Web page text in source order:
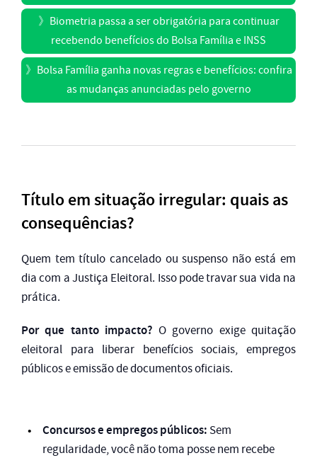
》 Biometria passa a ser obrigatória para continuar
recebendo benefícios do Bolsa Família e INSS
》 Bolsa Família ganha novas regras e benefícios: confira
as mudanças anunciadas pelo governo
Título em situação irregular: quais as
consequências?
Quem tem título cancelado ou suspenso não está em
dia com a Justiça Eleitoral. Isso pode travar sua vida na
prática.
Por que tanto impacto? O governo exige quitação
eleitoral para liberar benefícios sociais, empregos
públicos e emissão de documentos oficiais.
Concursos e empregos públicos: Sem
regularidade, você não toma posse nem recebe